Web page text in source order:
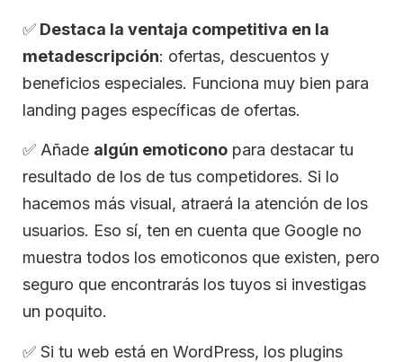
✅ Destaca la ventaja competitiva en la
metadescripción: ofertas, descuentos y
beneficios especiales. Funciona muy bien para
landing pages específicas de ofertas.
✅ Añade algún emoticono para destacar tu
resultado de los de tus competidores. Si lo
hacemos más visual, atraerá la atención de los
usuarios. Eso sí, ten en cuenta que Google no
muestra todos los emoticonos que existen, pero
seguro que encontrarás los tuyos si investigas
un poquito.
✅ Si tu web está en WordPress, los plugins